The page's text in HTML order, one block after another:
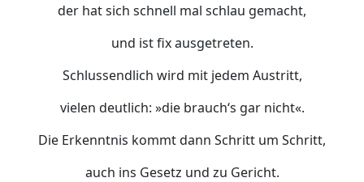
der hat sich schnell mal schlau gemacht,
und ist fix ausgetreten.
Schlussendlich wird mit jedem Austritt,
vielen deutlich: »die brauch‘s gar nicht«.
Die Erkenntnis kommt dann Schritt um Schritt,
auch ins Gesetz und zu Gericht.